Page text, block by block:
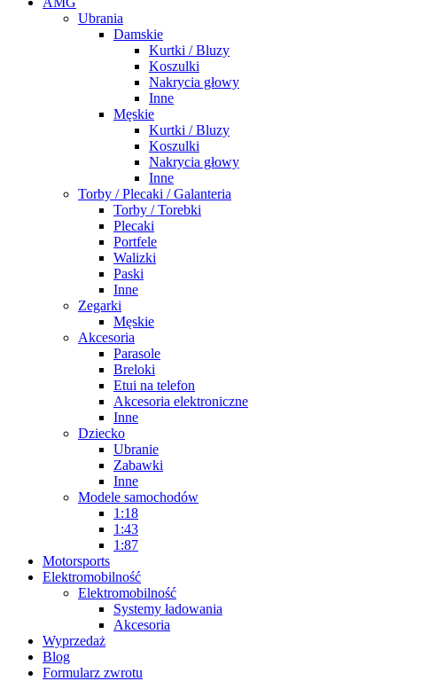
Ubrania
Damskie
Kurtki / Bluzy
Koszulki
Nakrycia głowy
Inne
Męskie
Kurtki / Bluzy
Koszulki
Nakrycia głowy
Inne
Torby / Plecaki / Galanteria
Torby / Torebki
Plecaki
Portfele
Walizki
Paski
Inne
Zegarki
Męskie
Akcesoria
Parasole
Breloki
Etui na telefon
Akcesoria elektroniczne
Inne
Dziecko
Ubranie
Zabawki
Inne
Modele samochodów
1:18
1:43
1:87
Motorsports
Elektromobilność
Elektromobilność
Systemy ładowania
Akcesoria
Wyprzedaż
Blog
Formularz zwrotu